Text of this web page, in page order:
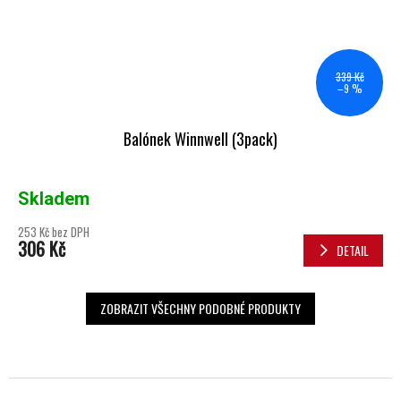
339 Kč
–9 %
Balónek Winnwell (3pack)
Skladem
253 Kč bez DPH
306 Kč DETAIL
ZOBRAZIT VŠECHNY PODOBNÉ PRODUKTY